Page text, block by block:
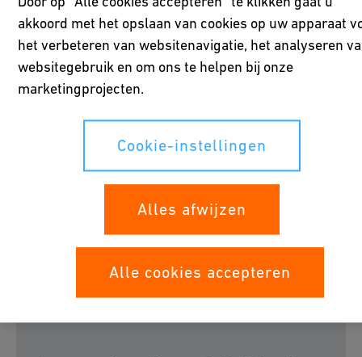
Europa-Park Rust, Duitsland
Sinds de oprichting in 1975 is Europa-Park in Rust
uitgegroeid tot het grootste pretpark van Duitsland.
Europa-Park heeft een oppervlakte van 950.000 m², 18
vlinderklep type 565, van GF Industry and Infrastructure
Flow Solutions een eenvoudige, betrouwbare en duurzame
corrosieproblemen voor de afsluiters in het 'Jungle Rafts'
filtersysteem in Europa-Park. Bekijk de video hieronder of
download het document.
akkoord met het opslaan van cookies op uw apparaat
het verbeteren van websitenavigatie, het analyseren
websitegebruik en om ons te helpen bij onze
marketingprojecten.
Cookie-instellingen
Alles afwijzen
Alle cookies accepteren